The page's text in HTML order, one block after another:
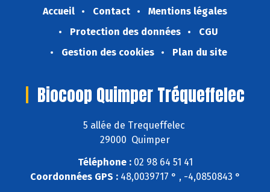
Accueil Contact
Mentions légales
Protection des données
CGU
Gestion des cookies
Plan du site
Biocoop Quimper Tréqueffelec
5 allée de Trequeffelec
29000 Quimper
Téléphone :02 98 64 51 41
Coordonnées GPS :48,0039717 ° , -4,0850843 °